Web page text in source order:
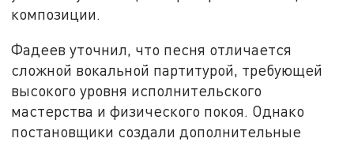
композиции.
Фадеев уточнил, что песня отличается
сложной вокальной партитурой, требующей
высокого уровня исполнительского
мастерства и физического покоя. Однако
постановщики создали дополнительные